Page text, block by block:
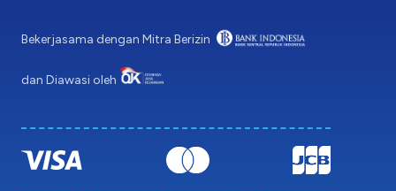
Bekerjasama dengan Mitra Berizin
dan Diawasi oleh